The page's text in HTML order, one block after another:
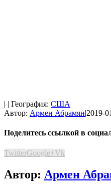
| | География: США
Автор: Армен Абрамян|2019-
Поделитесь ссылкой в
TwitterGoogle+Vk
Автор: Армен